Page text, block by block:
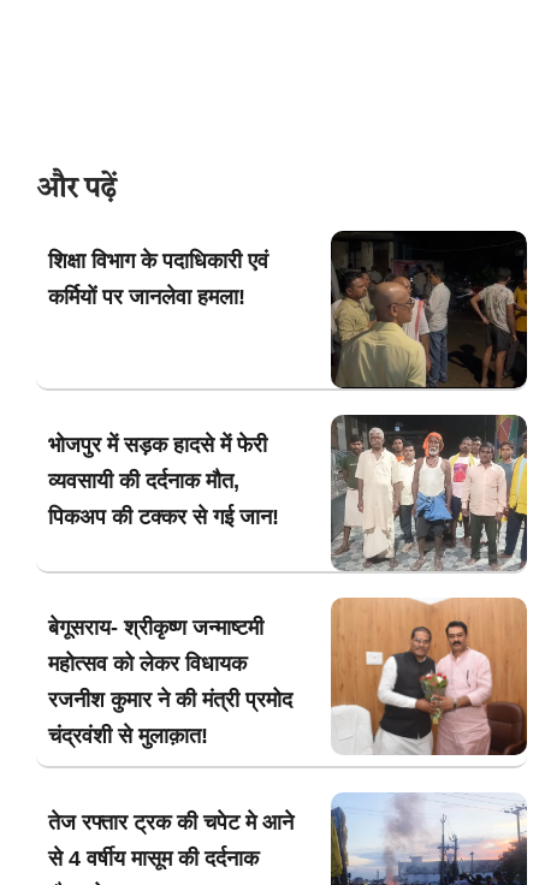
और पढ़ें
शिक्षा विभाग के पदाधिकारी एवं
कर्मियों पर जानलेवा हमला!
भोजपुर में सड़क हादसे में फेरी
व्यवसायी की दर्दनाक मौत,
पिकअप की टक्कर से गई जान!
बेगूसराय- श्रीकृष्ण जन्माष्टमी
महोत्सव को लेकर विधायक
रजनीश कुमार ने की मंत्री प्रमोद
चंद्रवंशी से मुलाक़ात!
तेज रफ्तार ट्रक की चपेट मे आने
से 4 वर्षीय मासूम की दर्दनाक